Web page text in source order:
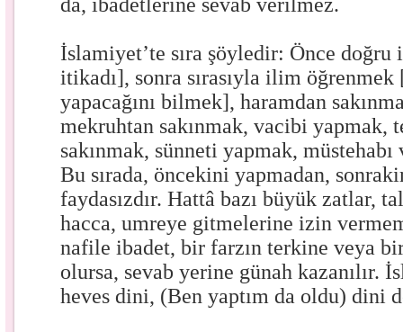
İslamiyet’te sıra şöyledir: Önce
itikadı], sonra sırasıyla ilim öğrenmek
yapacağını bilmek], haramdan
mekruhtan sakınmak, vacibi yapmak,
sakınmak, sünneti yapmak,
Bu sırada, öncekini yapmadan,
faydasızdır. Hattâ bazı büyük zatlar,
hacca, umreye gitmelerine izin
nafile ibadet, bir farzın terkine veya
olursa, sevab yerine günah
heves dini, (Ben yaptım da oldu) dini